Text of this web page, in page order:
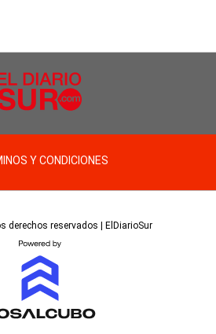
Y CONDICIONES
derechos reservados | ElDiarioSur